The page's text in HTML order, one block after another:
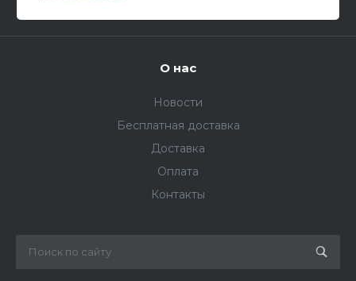
О нас
Новости
Бесплатная доставка
Доставка
Оплата
Контакты